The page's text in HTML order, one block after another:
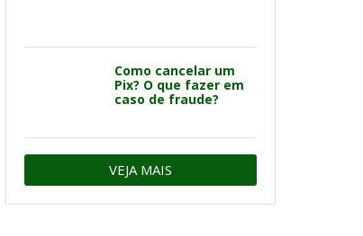
Como cancelar um
Pix? O que fazer em
caso de fraude?
VEJA MAIS